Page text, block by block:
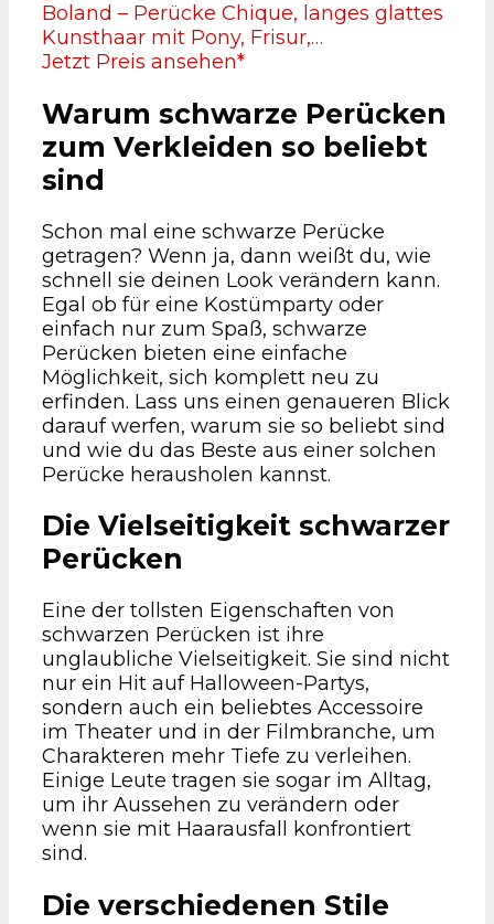
Boland – Perücke Chique, langes glattes
Kunsthaar mit Pony, Frisur,…
Jetzt Preis ansehen*
Warum schwarze Perücken
zum Verkleiden so beliebt
sind
Schon mal eine schwarze Perücke
getragen? Wenn ja, dann weißt du, wie
schnell sie deinen Look verändern kann.
Egal ob für eine Kostümparty oder
einfach nur zum Spaß, schwarze
Perücken bieten eine einfache
Möglichkeit, sich komplett neu zu
erfinden. Lass uns einen genaueren Blick
darauf werfen, warum sie so beliebt sind
und wie du das Beste aus einer solchen
Perücke herausholen kannst.
Die Vielseitigkeit schwarzer
Perücken
Eine der tollsten Eigenschaften von
schwarzen Perücken ist ihre
unglaubliche Vielseitigkeit. Sie sind nicht
nur ein Hit auf Halloween-Partys,
sondern auch ein beliebtes Accessoire
im Theater und in der Filmbranche, um
Charakteren mehr Tiefe zu verleihen.
Einige Leute tragen sie sogar im Alltag,
um ihr Aussehen zu verändern oder
wenn sie mit Haarausfall konfrontiert
sind.
Die verschiedenen Stile